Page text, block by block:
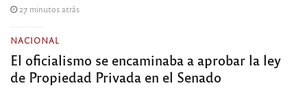
27 minutos atrás
NACIONAL
El oficialismo se encaminaba a aprobar la ley
de Propiedad Privada en el Senado